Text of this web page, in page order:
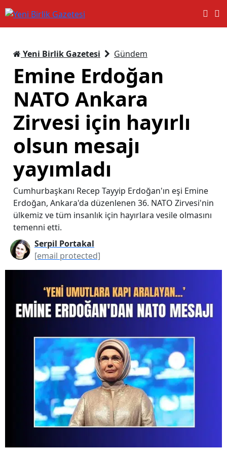
Yeni Birlik Gazetesi Gündem
Emine Erdoğan
NATO Ankara
Zirvesi için hayırlı
olsun mesajı
yayımladı
Cumhurbaşkanı Recep Tayyip Erdoğan'ın eşi Emine
Erdoğan, Ankara'da düzenlenen 36. NATO Zirvesi'nin
ülkemiz ve tüm insanlık için hayırlara vesile olmasını
temenni etti.
Serpil Portakal
[email protected]